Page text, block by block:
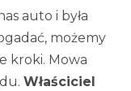
auto i była
możemy
kroki. Mowa
Właściciel